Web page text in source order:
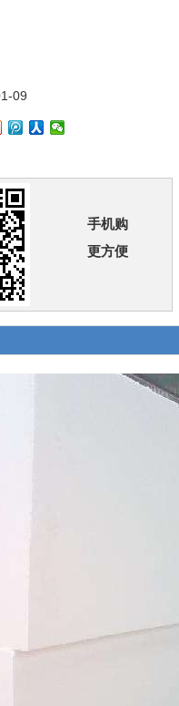
09
手机购
更方便